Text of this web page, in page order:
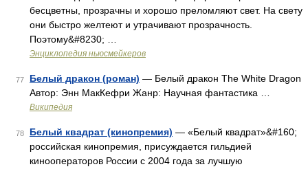
бесцветны, прозрачны и хорошо преломляют свет. На свету
они быстро желтеют и утрачивают прозрачность.
Поэтому&#8230; …
Энциклопедия ньюсмейкеров
77 Белый дракон (роман) — Белый дракон The White Dragon
Автор: Энн МакКефри Жанр: Научная фантастика …
Википедия
78 Белый квадрат (кинопремия) — «Белый квадрат»&#160;
российская кинопремия, присуждается гильдией
кинооператоров России с 2004 года за лучшую